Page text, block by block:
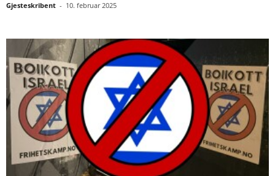
Gjesteskribent - 10. februar 2025